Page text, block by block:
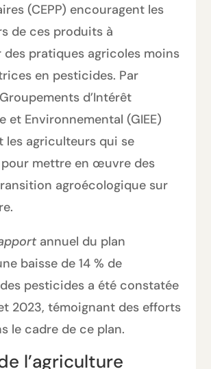
(CEPP) encouragent les
de ces produits à
pratiques agricoles moins
en pesticides. Par
d’Intérêt
et Environnemental (GIEE)
les agriculteurs qui se
mettre en œuvre des
agroécologique sur
annuel du plan
baisse de 14 % de
pesticides a été constatée
2023, témoignant des efforts
le cadre de ce plan.
l’agriculture